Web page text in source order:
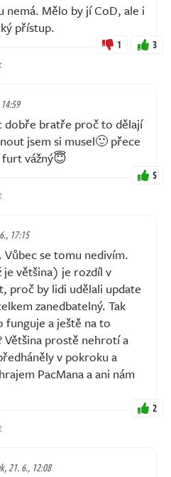
nemá. Mělo by jí CoD, ale i
přístup.
1 3
dobře bratře proč to dělají
jsem si musel🙂 přece
vážný😇
5
17:15
se tomu nedivím.
je většina) je rozdíl v
proč by lidi udělali update
zanedbatelný. Tak
a ještě na to
Většina prostě nehrotí a
v pokroku a
PacMana a ani nám
2
21. 6., 12:08